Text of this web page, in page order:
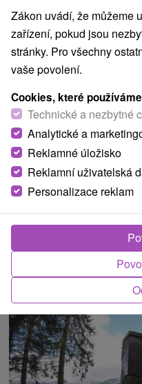
Turistický region
Vysoké Tatry, Liptov, v
kraj, Západné Tatry,
Našli jste chybu nebo
Zákon uvádí, že můžeme
zařízení, pokud jsou
stránky. Pro všechny
vaše povolení.
Cookies, které používáme
Technické a nezbytné
Analytické a
Reklamné úložisko
Reklamní uživatelská
Personalizace reklam